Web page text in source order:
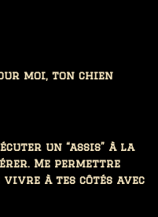
moi, ton chien
un “assis” à la
Me permettre
vivre à tes côtés avec